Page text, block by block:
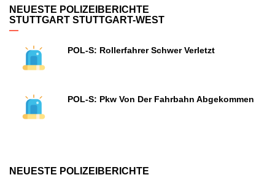
NEUESTE POLIZEIBERICHTE
STUTTGART STUTTGART-WEST
POL-S: Rollerfahrer Schwer Verletzt
POL-S: Pkw Von Der Fahrbahn Abgekommen
NEUESTE POLIZEIBERICHTE